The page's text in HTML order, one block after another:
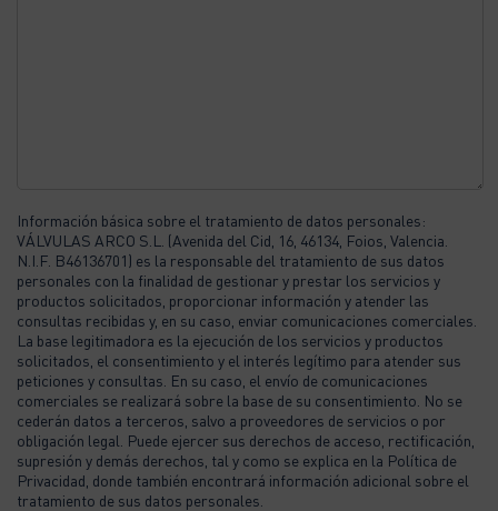
Información básica sobre el tratamiento de datos personales:
VÁLVULAS ARCO S.L. (Avenida del Cid, 16, 46134, Foios, Valencia.
N.I.F. B46136701) es la responsable del tratamiento de sus datos
personales con la finalidad de gestionar y prestar los servicios y
productos solicitados, proporcionar información y atender las
consultas recibidas y, en su caso, enviar comunicaciones comerciales.
La base legitimadora es la ejecución de los servicios y productos
solicitados, el consentimiento y el interés legítimo para atender sus
peticiones y consultas. En su caso, el envío de comunicaciones
comerciales se realizará sobre la base de su consentimiento. No se
cederán datos a terceros, salvo a proveedores de servicios o por
obligación legal. Puede ejercer sus derechos de acceso, rectificación,
supresión y demás derechos, tal y como se explica en la Política de
Privacidad, donde también encontrará información adicional sobre el
tratamiento de sus datos personales.